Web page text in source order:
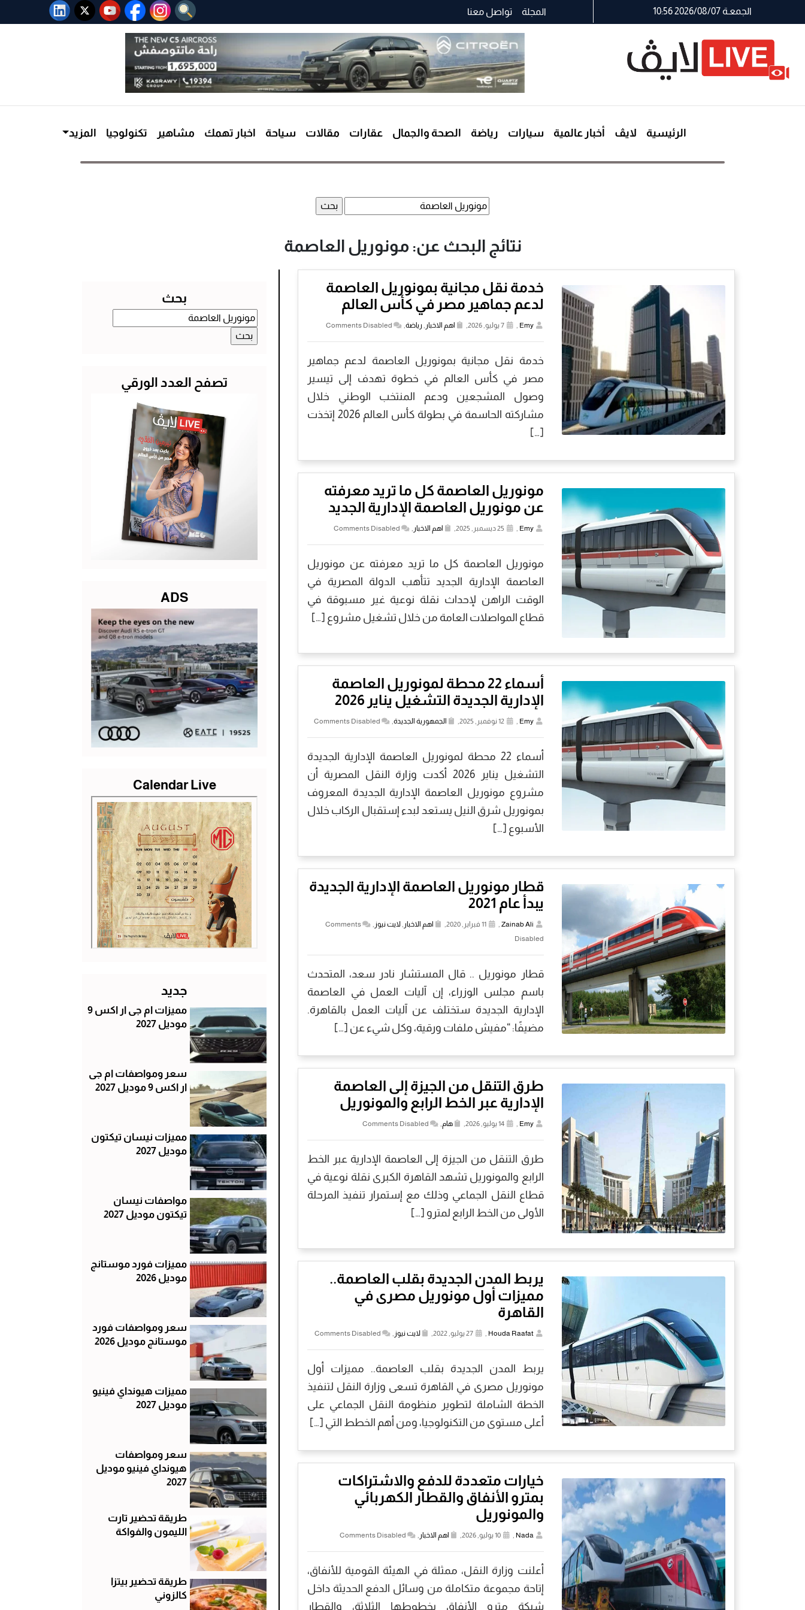
الجمعـة 2026/08/07 10:56 المجلة تواصل معنا
الرئيسية لايڤ أخبار عالمية سيارات رياضة الصحة والجمال عقارات مقالات سياحة اخبار تهمك مشاهير تكنولوجيا المزيد
البحث
عن:
نتائج البحث عن: مونوريل العاصمة
خدمة نقل مجانية بمونوريل العاصمة
لدعم جماهير مصر في كأس العالم
Emy
, 7 يوليو, 2026, اهم الاخبار , رياضة,
Comments Disabled
خدمة نقل مجانية بمونوريل العاصمة لدعم جماهير
مصر في كأس العالم في خطوة تهدف إلى تيسير
وصول المشجعين ودعم المنتخب الوطني خلال
مشاركته الحاسمة في بطولة كأس العالم 2026 إتخذت
[…]
مونوريل العاصمة كل ما تريد معرفته
عن مونوريل العاصمة الإدارية الجديد
Emy
, 25 ديسمبر, 2025, اهم الاخبار ,
Comments Disabled
مونوريل العاصمة كل ما تريد معرفته عن مونوريل
العاصمة الإدارية الجديد تتأهب الدولة المصرية في
الوقت الراهن لإحداث نقلة نوعية غير مسبوقة في
قطاع المواصلات العامة من خلال تشغيل مشروع […]
أسماء 22 محطة لمونوريل العاصمة
الإدارية الجديدة التشغيل يناير 2026
Emy
, 12 نوفمبر, 2025, الجمهورية الجديدة,
Comments Disabled
أسماء 22 محطة لمونوريل العاصمة الإدارية الجديدة
التشغيل يناير 2026 أكدت وزارة النقل المصرية أن
مشروع مونوريل العاصمة الإدارية الجديدة المعروف
بمونوريل شرق النيل يستعد لبدء إستقبال الركاب خلال
الأسبوع […]
قطار مونوريل العاصمة الإدارية الجديدة
يبدأ عام 2021
Zainab Ali
, 11 فبراير, 2020, اهم الاخبار ,لايت نيوز ,
Comments
Disabled
قطار مونوريل .. قال المستشار نادر سعد، المتحدث
باسم مجلس الوزراء، إن آليات العمل في العاصمة
الإدارية الجديدة ستختلف عن آليات العمل بالقاهرة.
مضيفًا: “مفيش ملفات ورقية، وكل شيء عن […]
طرق التنقل من الجيزة إلى العاصمة
الإدارية عبر الخط الرابع والمونوريل
Emy
, 14 يوليو, 2026, هام,
Comments Disabled
طرق التنقل من الجيزة إلى العاصمة الإدارية عبر الخط
الرابع والمونوريل تشهد القاهرة الكبرى نقلة نوعية في
قطاع النقل الجماعي وذلك مع إستمرار تنفيذ المرحلة
الأولى من الخط الرابع لمترو […]
يربط المدن الجديدة بقلب العاصمة..
مميزات أول مونوريل مصرى في
القاهرة
Houda Raafat
, 27 يوليو, 2022, لايت نيوز ,
Comments Disabled
يربط المدن الجديدة بقلب العاصمة.. مميزات أول
مونوريل مصرى في القاهرة تسعى وزارة النقل لتنفيذ
الخطة الشاملة لتطوير منظومة النقل الجماعي على
أعلى مستوى من التكنولوجيا، ومن أهم الخطط التي […]
خيارات متعددة للدفع والاشتراكات
بمترو الأنفاق والقطار الكهربائي
والمونوريل
Nada
, 10 يوليو, 2026, اهم الاخبار ,
Comments Disabled
أعلنت وزارة النقل، ممثلة في الهيئة القومية للأنفاق،
إتاحة مجموعة متكاملة من وسائل الدفع الحديثة داخل
شبكة مترو الأنفاق بخطوطها الثلاثة، والقطار
بحث
البحث
عن:
تصفح العدد الورقي
ADS
Calendar Live
جديد
مميزات ام جى ار اكس 9
موديل 2027
سعر ومواصفات ام جى
ار اكس 9 موديل 2027
مميزات نيسان تيكتون
موديل 2027
مواصفات نيسان
تيكتون موديل 2027
مميزات فورد موستانج
موديل 2026
سعر ومواصفات فورد
موستانج موديل 2026
مميزات هيونداي فينيو
موديل 2027
سعر ومواصفات
هيونداي فينيو موديل
2027
طريقة تحضير تارت
الليمون والفواكة
طريقة تحضير بيتزا
كالزوني